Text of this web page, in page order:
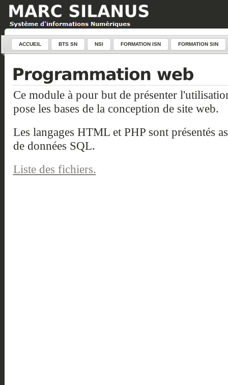
ACCUEIL BTS SN NSI FORMATION ISN FORMATION SIN
Ce module à pour but de présenter
pose les bases de la conception de site web.
Les langages HTML et PHP sont présentés
de données SQL.
Liste des fichiers.